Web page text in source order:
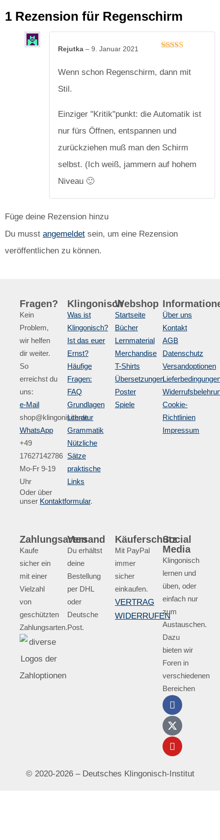
1 Rezension für Regenschirm
5
Rejutka – 9. Januar 2021
Wenn schon Regenschirm, dann mit
Stil.
Einziger "Kritik"punkt: die Automatik ist
nur fürs Öffnen, entspannen und
zurückziehen muß man den Schirm
selbst. (Ich weiß, jammern auf hohem
Niveau 🙂
Füge deine Rezension hinzu
Du musst angemeldet sein, um eine Rezension
veröffentlichen zu können.
Fragen?
Kein
Problem,
wir helfen
dir weiter.
So
erreichst du
uns:
e-Mail
shop@klingonisch.de
WhatsApp
+49
17627142786
Mo-Fr 9-19
Uhr
Oder über
unser Kontaktformular.
Klingonisch
Was ist
Klingonisch?
Ist das euer
Ernst?
Häufige
Fragen:
FAQ
Grundlagen
Literatur
Grammatik
Nützliche
Sätze
praktische
Links
Webshop
Startseite
Bücher
Lernmaterial
Merchandise
T-Shirts
Übersetzungen
Poster
Spiele
Über uns
Kontakt
AGB
Datenschutz
Versandoptionen
Cookie-
Richtlinien
Impressum
Zahlungsarten
Kaufe
sicher ein
mit einer
Vielzahl
von
geschützten
Zahlungsarten.
Versand
Du erhältst
deine
Bestellung
per DHL
oder
Deutsche
Post.
Käuferschutz
Mit PayPal
immer
sicher
einkaufen.
VERTRAG
WIDERRUFEN
Social
Media
Klingonisch
lernen und
üben, oder
einfach nur
zum
Austauschen.
Dazu
bieten wir
Foren in
verschiedenen
Bereichen
© 2020-2026 – Deutsches Klingonisch-Institut